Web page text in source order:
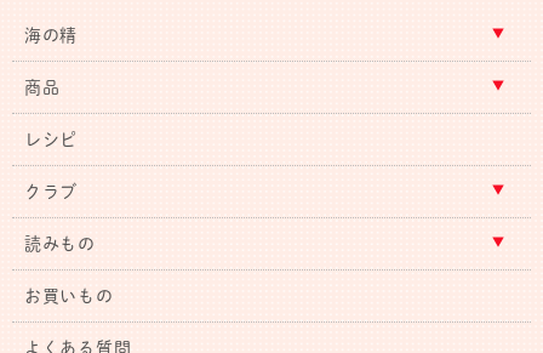
海の精
商品
レシピ
クラブ
読みもの
お買いもの
よくある質問